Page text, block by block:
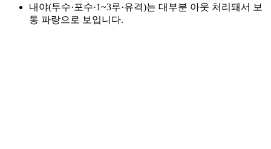
내야(투수·포수·1~3루·유격)는 대부분 아웃 처리돼서 보
통 파랑으로 보입니다.